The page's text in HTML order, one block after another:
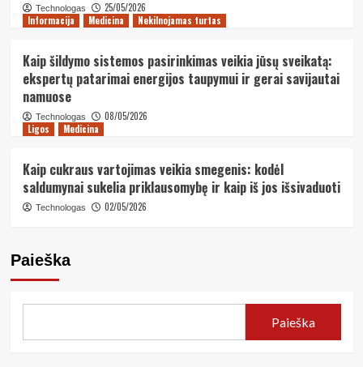
Technologas
25/05/2026
Informacija
Medicina Nekilnojamas turtas
Kaip šildymo sistemos pasirinkimas veikia jūsų sveikatą:
ekspertų patarimai energijos taupymui ir gerai savijautai
namuose
Technologas
08/05/2026
Ligos
Medicina
Kaip cukraus vartojimas veikia smegenis: kodėl
saldumynai sukelia priklausomybę ir kaip iš jos išsivaduoti
Technologas 02/05/2026
Paieška
Paieška